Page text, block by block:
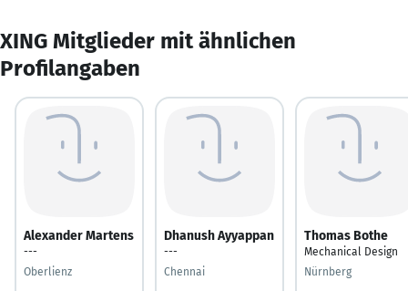
XING Mitglieder mit ähnlichen
Profilangaben
Alexander Martens
---
Oberlienz
Dhanush Ayyappan
---
Chennai
Thomas Bothe
Mechanical Design
Nürnberg